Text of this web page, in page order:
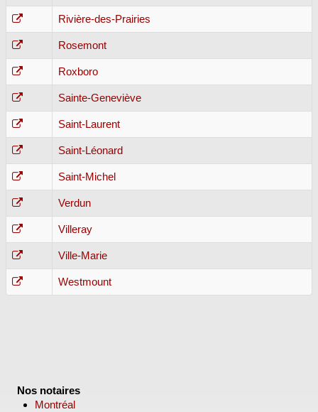
Rivière-des-Prairies
Rosemont
Roxboro
Sainte-Geneviève
Saint-Laurent
Saint-Léonard
Saint-Michel
Verdun
Villeray
Ville-Marie
Westmount
Nos notaires
Montréal